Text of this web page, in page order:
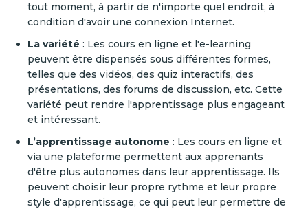
tout moment, à partir de n'importe quel endroit, à
condition d'avoir une connexion Internet.
La variété : Les cours en ligne et l'e-learning
peuvent être dispensés sous différentes formes,
telles que des vidéos, des quiz interactifs, des
présentations, des forums de discussion, etc. Cette
variété peut rendre l'apprentissage plus engageant
et intéressant.
L’apprentissage autonome : Les cours en ligne et
via une plateforme permettent aux apprenants
d'être plus autonomes dans leur apprentissage. Ils
peuvent choisir leur propre rythme et leur propre
style d'apprentissage, ce qui peut leur permettre de